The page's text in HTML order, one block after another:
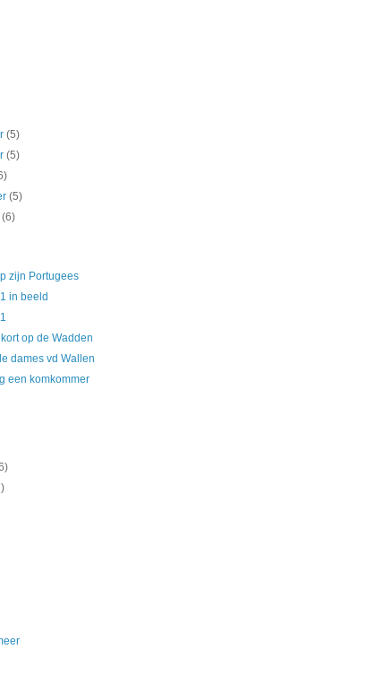
(5)
(5)
(5)
(6)
zijn Portugees
in beeld
op de Wadden
dames vd Wallen
een komkommer